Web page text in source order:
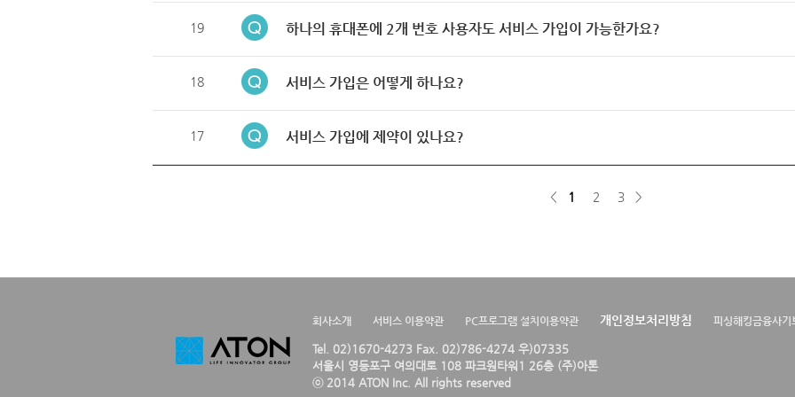
19 하나의 휴대폰에 2개 번호 사용자도 서비스 가입이 가능한가요?
18 서비스 가입은 어떻게 하나요?
17 서비스 가입에 제약이 있나요?
< 1 2 3 >
회사소개 서비스 이용약관 PC프로그램 설치이용약관 개인정보처리방침 피싱해킹금융사기
Tel. 02)1670-4273 Fax. 02)786-4274 우)07335
서울시 영등포구 여의대로 108 파크원타워1 26층 (주)아톤
ⓒ 2014 ATON Inc. All rights reserved